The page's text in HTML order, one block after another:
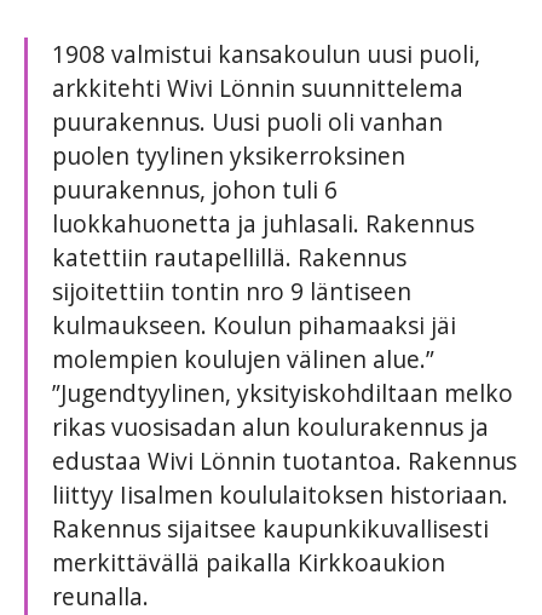
1908 valmistui kansakoulun uusi puoli,
arkkitehti Wivi Lönnin suunnittelema
puurakennus. Uusi puoli oli vanhan
puolen tyylinen yksikerroksinen
puurakennus, johon tuli 6
luokkahuonetta ja juhlasali. Rakennus
katettiin rautapellillä. Rakennus
sijoitettiin tontin nro 9 läntiseen
kulmaukseen. Koulun pihamaaksi jäi
molempien koulujen välinen alue.”
”Jugendtyylinen, yksityiskohdiltaan melko
rikas vuosisadan alun koulurakennus ja
edustaa Wivi Lönnin tuotantoa. Rakennus
liittyy Iisalmen koululaitoksen historiaan.
Rakennus sijaitsee kaupunkikuvallisesti
merkittävällä paikalla Kirkkoaukion
reunalla.